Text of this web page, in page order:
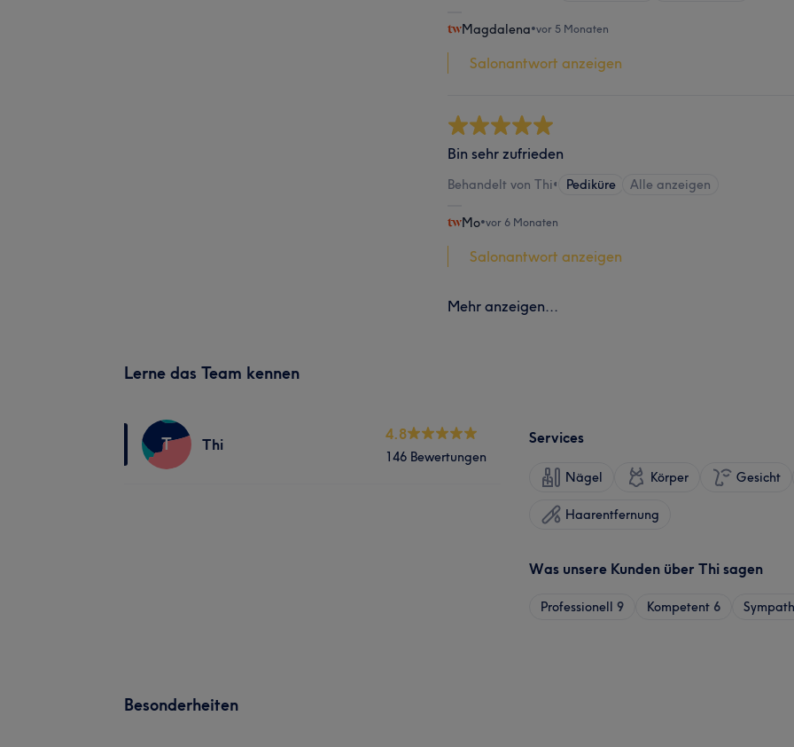
Magdalena•vor 5 Monaten
Salonantwort anzeigen
Bin sehr zufrieden
Behandelt von Thi• Pediküre Alle anzeigen
Mo•vor 6 Monaten
Salonantwort anzeigen
Mehr anzeigen...
Lerne das Team kennen
T Thi
4.8
146 Bewertungen
Services
Nägel Körper Gesicht
Haarentfernung
Was unsere Kunden über Thi sagen
Professionell 9 Kompetent 6
Besonderheiten